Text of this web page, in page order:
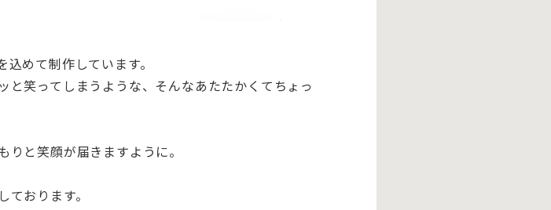
めて制作しています。
笑ってしまうような、そんなあたたかくてちょっ
と笑顔が届きますように。
おります。